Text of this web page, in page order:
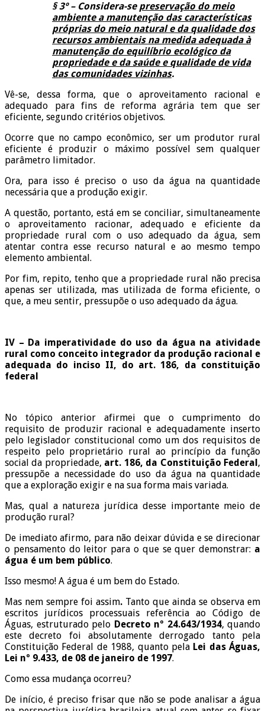
§ 3º – Considera-se preservação do meio
ambiente a manutenção das características
próprias do meio natural e da qualidade dos
recursos ambientais na medida adequada à
manutenção do equilíbrio ecológico da
propriedade e da saúde e qualidade de vida
das comunidades vizinhas.
Vê-se, dessa forma, que o aproveitamento racional e
adequado para fins de reforma agrária tem que ser
eficiente, segundo critérios objetivos.
Ocorre que no campo econômico, ser um produtor rural
eficiente é produzir o máximo possível sem qualquer
parâmetro limitador.
Ora, para isso é preciso o uso da água na quantidade
necessária que a produção exigir.
A questão, portanto, está em se conciliar, simultaneamente
o aproveitamento racionar, adequado e eficiente da
propriedade rural com o uso adequado da água, sem
atentar contra esse recurso natural e ao mesmo tempo
elemento ambiental.
Por fim, repito, tenho que a propriedade rural não precisa
apenas ser utilizada, mas utilizada de forma eficiente, o
que, a meu sentir, pressupõe o uso adequado da água.
IV – Da imperatividade do uso da água na atividade
rural como conceito integrador da produção racional e
adequada do inciso II, do art. 186, da constituição
federal
No tópico anterior afirmei que o cumprimento do
requisito de produzir racional e adequadamente inserto
pelo legislador constitucional como um dos requisitos de
respeito pelo proprietário rural ao princípio da função
social da propriedade, art. 186, da Constituição Federal,
pressupõe a necessidade do uso da água na quantidade
que a exploração exigir e na sua forma mais variada.
Mas, qual a natureza jurídica desse importante meio de
produção rural?
De imediato afirmo, para não deixar dúvida e se direcionar
o pensamento do leitor para o que se quer demonstrar: a
água é um bem público.
Isso mesmo! A água é um bem do Estado.
Mas nem sempre foi assim. Tanto que ainda se observa em
escritos jurídicos processuais referência ao Código de
Águas, estruturado pelo Decreto nº 24.643/1934, quando
este decreto foi absolutamente derrogado tanto pela
Constituição Federal de 1988, quanto pela Lei das Águas,
Lei nº 9.433, de 08 de janeiro de 1997.
Como essa mudança ocorreu?
De início, é preciso frisar que não se pode analisar a água